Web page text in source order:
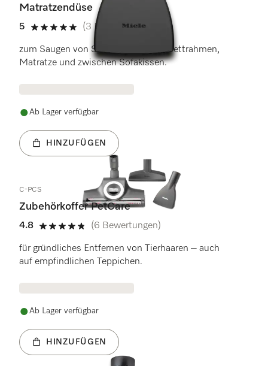
Matratzendüse
5
5 Sterne von 5
(3 Bewertungen)
zum Saugen von Spalten zwischen Bettrahmen,
Matratze und zwischen Sofakissen.
Ab Lager verfügbar
HINZUFÜGEN
C-PCS
Zubehörkoffer PetCare
4.8
4.8 Sterne von 5
(6 Bewertungen)
für gründliches Entfernen von Tierhaaren – auch
auf empfindlichen Teppichen.
Ab Lager verfügbar
HINZUFÜGEN